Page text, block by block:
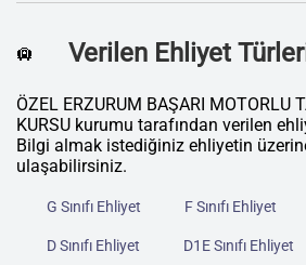
🛄 Verilen Ehliyet
ÖZEL ERZURUM BAŞARI MOTORLU
KURSU kurumu tarafından verilen
Bilgi almak istediğiniz ehliyetin
ulaşabilirsiniz.
G Sınıfı Ehliyet F Sınıfı Ehliyet
D Sınıfı Ehliyet D1E Sınıfı Ehliyet